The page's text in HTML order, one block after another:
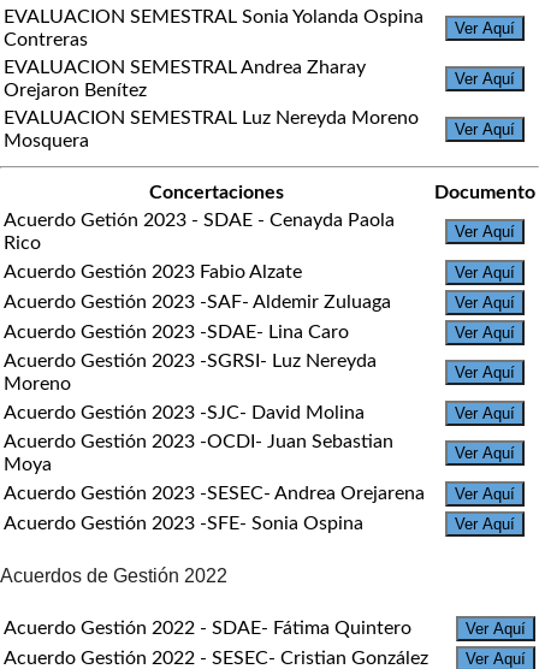
EVALUACION SEMESTRAL Sonia Yolanda Ospina
Contreras
Ver Aquí
EVALUACION SEMESTRAL Andrea Zharay
Orejaron Benítez
Ver Aquí
EVALUACION SEMESTRAL Luz Nereyda Moreno
Mosquera
Ver Aquí
Concertaciones
Documento
Acuerdo Getión 2023 - SDAE - Cenayda Paola
Rico
Ver Aquí
Acuerdo Gestión 2023 Fabio Alzate Ver Aquí
Acuerdo Gestión 2023 -SAF- Aldemir Zuluaga Ver Aquí
Acuerdo Gestión 2023 -SDAE- Lina Caro Ver Aquí
Acuerdo Gestión 2023 -SGRSI- Luz Nereyda
Moreno
Ver Aquí
Acuerdo Gestión 2023 -SJC- David Molina Ver Aquí
Acuerdo Gestión 2023 -OCDI- Juan Sebastian
Moya
Ver Aquí
Acuerdo Gestión 2023 -SESEC- Andrea Orejarena Ver Aquí
Acuerdo Gestión 2023 -SFE- Sonia Ospina Ver Aquí
Acuerdos de Gestión 2022
Acuerdo Gestión 2022 - SDAE- Fátima Quintero Ver Aquí
Acuerdo Gestión 2022 - SESEC- Cristian González Ver Aquí